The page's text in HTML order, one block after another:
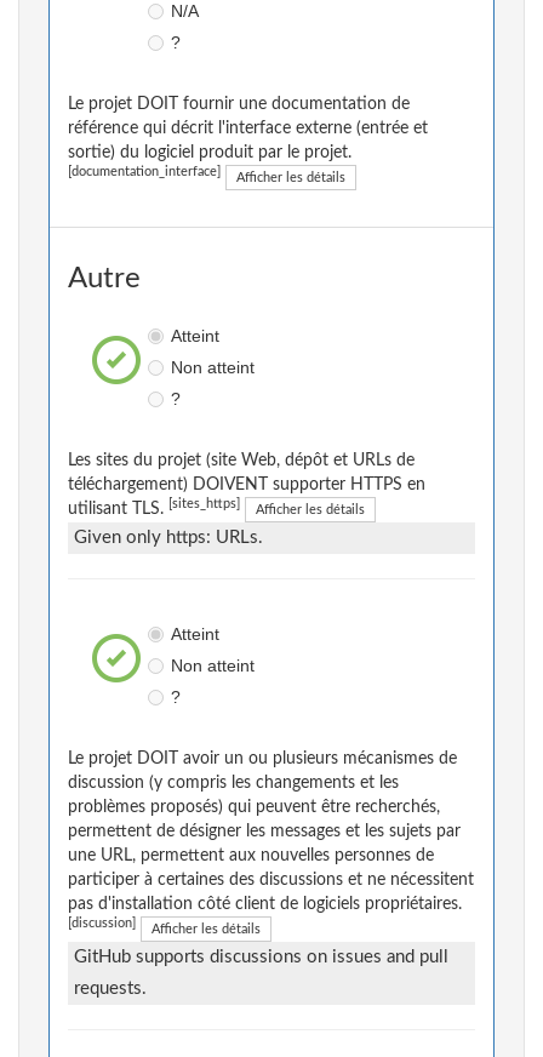
N/A
?
Le projet DOIT fournir une documentation de
référence qui décrit l'interface externe (entrée et
sortie) du logiciel produit par le projet.
[documentation_interface] Afficher les détails
Autre
Atteint
Non atteint
?
Les sites du projet (site Web, dépôt et URLs de
téléchargement) DOIVENT supporter HTTPS en
utilisant TLS.
[sites_https] Afficher les détails
Given only https: URLs.
Atteint
Non atteint
?
Le projet DOIT avoir un ou plusieurs mécanismes de
discussion (y compris les changements et les
problèmes proposés) qui peuvent être recherchés,
permettent de désigner les messages et les sujets par
une URL, permettent aux nouvelles personnes de
participer à certaines des discussions et ne nécessitent
pas d'installation côté client de logiciels propriétaires.
[discussion] Afficher les détails
GitHub supports discussions on issues and pull
requests.